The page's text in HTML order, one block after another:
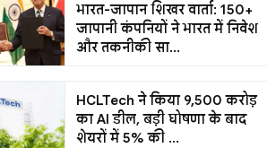
भारत-जापान शिखर वार्ता: 150+
जापानी कंपनियों ने भारत में निवेश
और तकनीकी सा...
HCLTech ने किया ₹9,500 करोड़
का AI डील, बड़ी घोषणा के बाद
शेयरों में 5% की ...